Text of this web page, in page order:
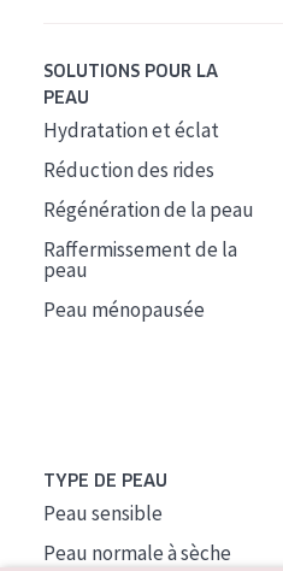
SOLUTIONS POUR LA
PEAU
Hydratation et éclat
Réduction des rides
Régénération de la peau
Raffermissement de la
peau
Peau ménopausée
TYPE DE PEAU
Peau sensible
Peau normale à sèche